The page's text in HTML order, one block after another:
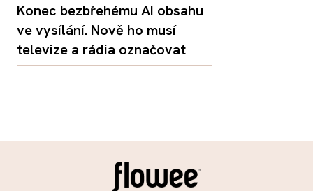
Konec bezbřehému AI obsahu
ve vysílání. Nově ho musí
televize a rádia označovat